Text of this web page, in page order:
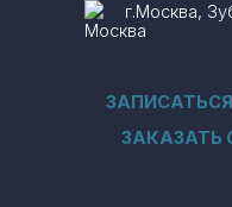
г.Москва,
ЗАКАЗАТЬ